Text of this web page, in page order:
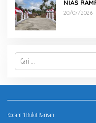
NIAS
MUDAH
20/07/2026
Cari
untuk:
Kodam 1 Bukit Barisan